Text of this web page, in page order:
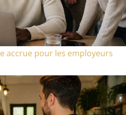
accrue pour les employeurs